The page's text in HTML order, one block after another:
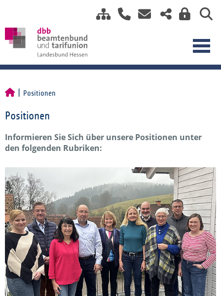
Positionen
Positionen
Informieren Sie Sich über unsere Positionen unter
den folgenden Rubriken: